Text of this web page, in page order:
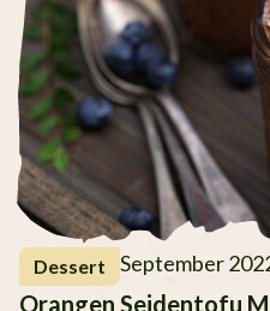
Dessert September
Orangen Seidentofu